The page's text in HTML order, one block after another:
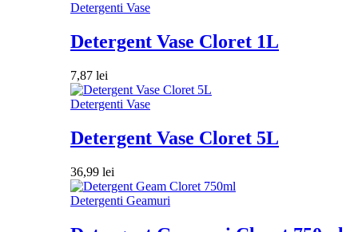
Detergenti Vase
Detergent Vase Cloret 1L
7,87 lei
Detergenti Vase
Detergent Vase Cloret 5L
36,99 lei
Detergenti Geamuri